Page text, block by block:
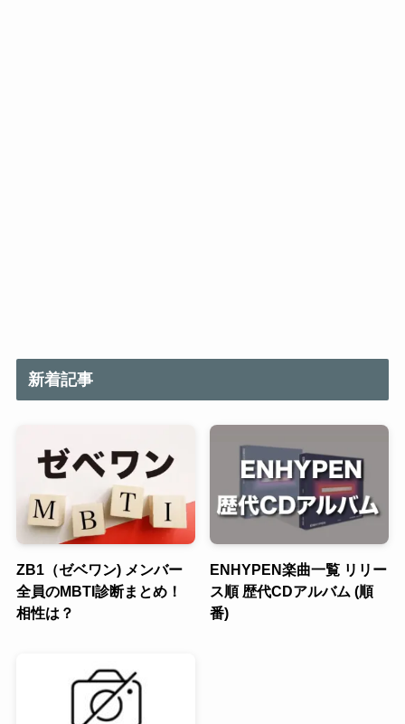
新着記事
ZB1（ゼベワン) メンバー
全員のMBTI診断まとめ！
相性は？
ENHYPEN楽曲一覧 リリー
ス順 歴代CDアルバム (順
番)